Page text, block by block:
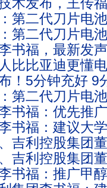
场“完美收官”
充饱”
第二代刀片电
第二代刀片电
书福，最新发
比比亚迪更懂
！5分钟充好 9
第二代刀片电
书福：优先推
碍出行服务｜
书福：建议大
吉利控股集团
输体系 推广
吉利控股集团
能电动车辆学
书福：推广甲